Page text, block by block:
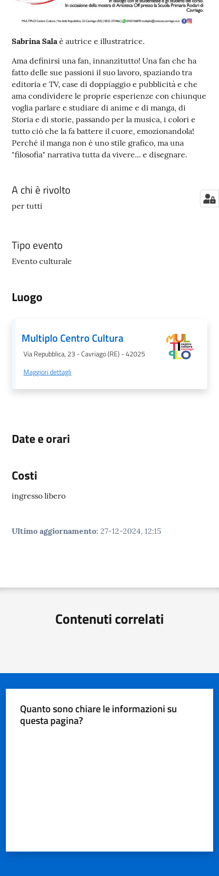
Sabrina Salaè autrice e illustratrice.
Ama definirsi una fan, innanzitutto! Una fan che ha
fatto delle sue passioni il suo lavoro, spaziando tra
editoria e TV, case di doppiaggio e pubblicità e che
ama condividere le proprie esperienze con chiunque
voglia parlare e studiare di anime e di manga, di
Storia e di storie, passando per la musica, i colori e
tutto ciò che la fa battere il cuore, emozionandola!
Perché il manga non è uno stile grafico, ma una
"filosofia" narrativa tutta da vivere... e disegnare.
A chi è rivolto
per tutti
Tipo evento
Evento culturale
Luogo
Multiplo Centro Cultura
Via Repubblica, 23 - Cavriago (RE) - 42025
Maggiori dettagli
Date e orari
Costi
ingresso libero
Ultimo aggiornamento: 27-12-2024, 12:15
Contenuti correlati
Quanto sono chiare le informazioni su
questa pagina?